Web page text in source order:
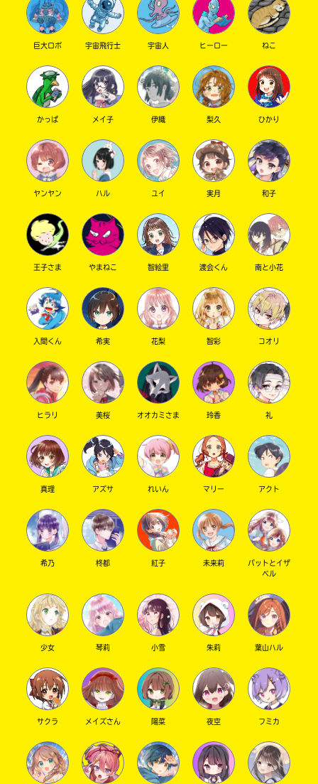
キーワードから探す
SNSでシェアする
巨大ロボ 宇宙飛行士 宇宙人 ヒーロー ねこ
かっぱ メイ子 伊織 梨久 ひかり
ヤンヤン ハル ユイ 実月 和子
王子さま やまねこ 智絵里 渡会くん 南と小花
入間くん 希実 花梨 智彩 コオリ
ヒラリ 美桜 オオカミさま 玲香 礼
真理 アズサ れいん マリー アクト
希乃 柊都 紅子 未来莉
パットとイザ
ベル
少女 琴莉 小雪 朱莉 葉山ハル
サクラ メイズさん 陽菜 夜空 フミカ